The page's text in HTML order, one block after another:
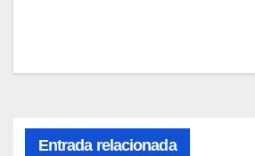
Entrada relacionada